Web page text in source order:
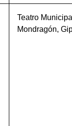
Teatro
Mondragón,